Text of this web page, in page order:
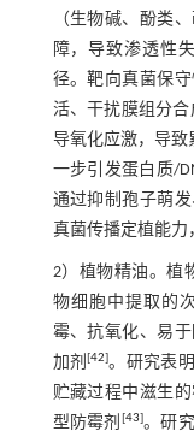
（生物碱、酚类
障，导致渗透性
径。靶向真菌保
活、干扰膜组分
导氧化应激，导致
一步引发蛋白质/
通过抑制孢子萌
真菌传播定植能力
2）植物精油。植
物细胞中提取的
霉、抗氧化、易
加剂[42]。研究表
贮藏过程中滋生
型防霉剂 [43]。研